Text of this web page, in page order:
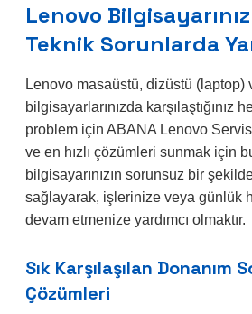
Lenovo
Teknik Sorunlarda
Lenovo masaüstü, dizüstü (laptop)
bilgisayarlarınızda karşılaştığınız
problem için ABANA Lenovo
ve en hızlı çözümleri sunmak için
bilgisayarınızın sorunsuz bir şekilde
sağlayarak, işlerinize veya günlük
devam etmenize yardımcı olmaktır.
Sık Karşılaşılan Donanım
Çözümleri